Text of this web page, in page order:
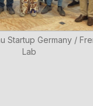
Startup Germany /
Lab